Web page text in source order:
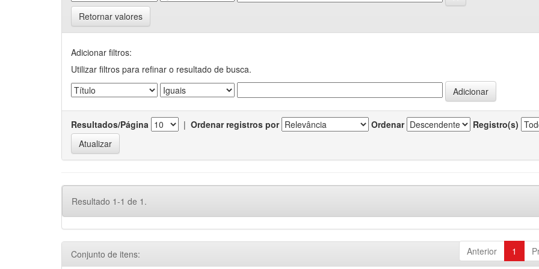
Retornar valores
Adicionar filtros:
Utilizar filtros para refinar o resultado de busca.
Resultados/Página | Ordenar registros por Ordenar Registro(s)
Resultado 1-1 de 1.
Anterior 1
Conjunto de itens: